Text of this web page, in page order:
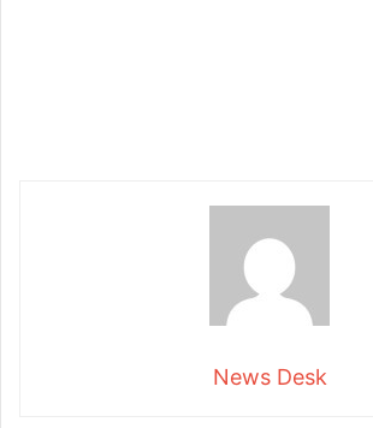
News Desk